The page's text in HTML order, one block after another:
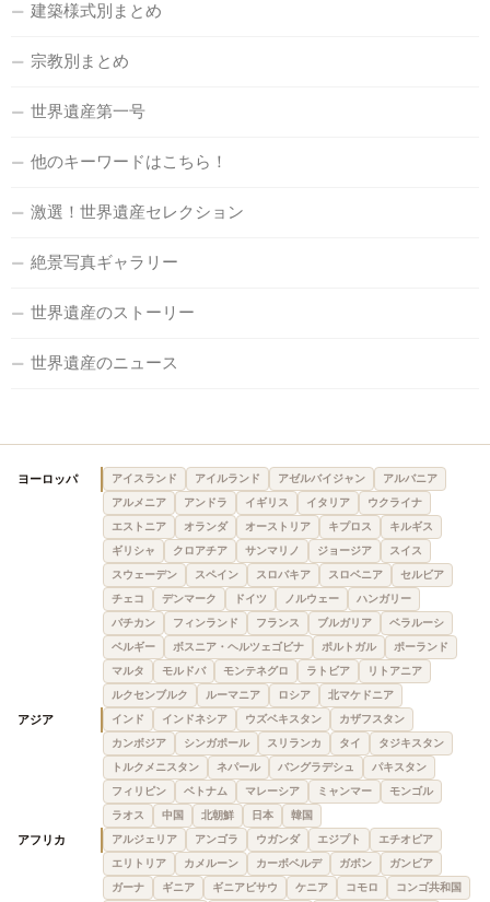
建築様式別まとめ
宗教別まとめ
世界遺産第一号
他のキーワードはこちら！
激選！世界遺産セレクション
絶景写真ギャラリー
世界遺産のストーリー
世界遺産のニュース
ヨーロッパ アイスランド アイルランド アゼルバイジャン
アルバニア
アルメニア
アンドラ イギリス イタリア
ウクライナ
エストニア
オランダ オーストリア キプロス
キルギス
ギリシャ
クロアチア サンマリノ ジョージア
スイス
スウェーデン
スペイン スロバキア スロベニア
セルビア
チェコ
デンマーク ドイツ ノルウェー
ハンガリー
バチカン
フィンランド フランス ブルガリア
ベラルーシ
ベルギー
ボスニア・ヘルツェゴビナ ポルトガル
ポーランド
マルタ
モルドバ モンテネグロ ラトビア
リトアニア
ルクセンブルク
ルーマニア ロシア 北マケドニア
アジア インド インドネシア ウズベキスタン
カザフスタン
カンボジア
シンガポール スリランカ タイ
タジキスタン
トルクメニスタン
ネパール バングラデシュ
パキスタン
フィリピン
ベトナム マレーシア ミャンマー
モンゴル
ラオス
中国 北朝鮮 日本 韓国
アフリカ アルジェリア アンゴラ ウガンダ エジプト
エチオピア
エリトリア
カメルーン カーボベルデ ガボン
ガンビア
ガーナ
ギニア ギニアビサウ ケニア コモロ
コンゴ共和国